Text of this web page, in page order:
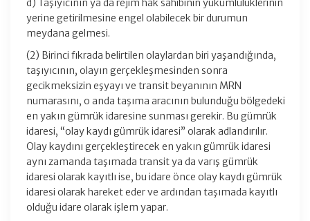
d) Taşıyıcının ya da rejim hak sahibinin yükümlülüklerinin
yerine getirilmesine engel olabilecek bir durumun
meydana gelmesi.
(2) Birinci fıkrada belirtilen olaylardan biri yaşandığında,
taşıyıcının, olayın gerçekleşmesinden sonra
gecikmeksizin eşyayı ve transit beyanının MRN
numarasını, o anda taşıma aracının bulunduğu bölgedeki
en yakın gümrük idaresine sunması gerekir. Bu gümrük
idaresi, “olay kaydı gümrük idaresi” olarak adlandırılır.
Olay kaydını gerçekleştirecek en yakın gümrük idaresi
aynı zamanda taşımada transit ya da varış gümrük
idaresi olarak kayıtlı ise, bu idare önce olay kaydı gümrük
idaresi olarak hareket eder ve ardından taşımada kayıtlı
olduğu idare olarak işlem yapar.